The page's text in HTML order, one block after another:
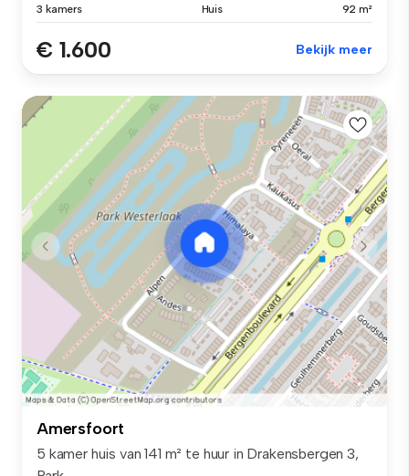
3 kamers Huis 92 m²
€ 1.600 Bekijk meer
Amersfoort
5 kamer huis van 141 m² te huur in Drakensbergen 3,